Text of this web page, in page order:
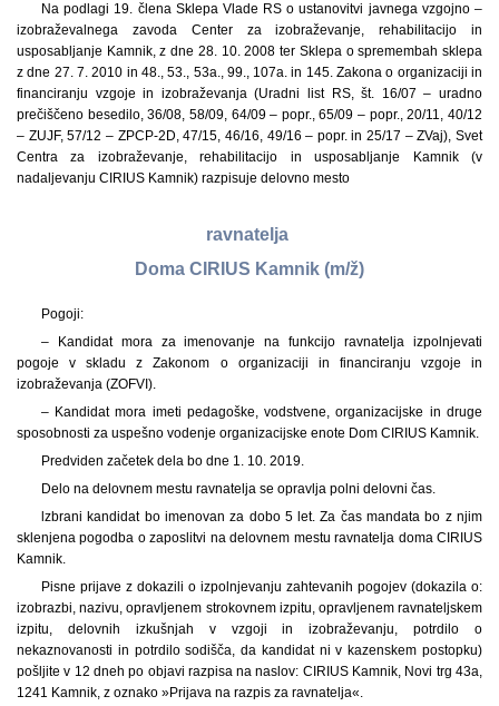
Na podlagi 19. člena Sklepa Vlade RS o ustanovitvi javnega vzgojno –
izobraževalnega zavoda Center za izobraževanje, rehabilitacijo in
usposabljanje Kamnik, z dne 28. 10. 2008 ter Sklepa o spremembah sklepa
z dne 27. 7. 2010 in 48., 53., 53a., 99., 107a. in 145. Zakona o organizaciji in
financiranju vzgoje in izobraževanja (Uradni list RS, št. 16/07 – uradno
prečiščeno besedilo, 36/08, 58/09, 64/09 – popr., 65/09 – popr., 20/11, 40/12
– ZUJF, 57/12 – ZPCP-2D, 47/15, 46/16, 49/16 – popr. in 25/17 – ZVaj), Svet
Centra za izobraževanje, rehabilitacijo in usposabljanje Kamnik (v
nadaljevanju CIRIUS Kamnik) razpisuje delovno mesto
ravnatelja
Doma CIRIUS Kamnik (m/ž)
Pogoji:
– Kandidat mora za imenovanje na funkcijo ravnatelja izpolnjevati
pogoje v skladu z Zakonom o organizaciji in financiranju vzgoje in
izobraževanja (ZOFVI).
– Kandidat mora imeti pedagoške, vodstvene, organizacijske in druge
sposobnosti za uspešno vodenje organizacijske enote Dom CIRIUS Kamnik.
Predviden začetek dela bo dne 1. 10. 2019.
Delo na delovnem mestu ravnatelja se opravlja polni delovni čas.
lzbrani kandidat bo imenovan za dobo 5 let. Za čas mandata bo z njim
sklenjena pogodba o zaposlitvi na delovnem mestu ravnatelja doma CIRIUS
Kamnik.
Pisne prijave z dokazili o izpolnjevanju zahtevanih pogojev (dokazila o:
izobrazbi, nazivu, opravljenem strokovnem izpitu, opravljenem ravnateljskem
izpitu, delovnih izkušnjah v vzgoji in izobraževanju, potrdilo o
nekaznovanosti in potrdilo sodišča, da kandidat ni v kazenskem postopku)
pošljite v 12 dneh po objavi razpisa na naslov: CIRIUS Kamnik, Novi trg 43a,
1241 Kamnik, z oznako »Prijava na razpis za ravnatelja«.